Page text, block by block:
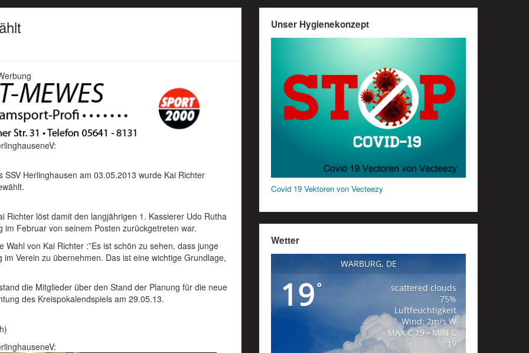
Herlinghausen am 03.05.2013 wurde Kai Richter
Richter löst damit den langjährigen 1. Kassierer Udo Rutha
Februar von seinem Posten zurückgetreten war.
von Kai Richter :”Es ist schön zu sehen, dass junge
Verein zu übernehmen. Das ist eine wichtige Grundlage,
die Mitglieder über den Stand der Planung für die neue
des Kreispokalendspiels am 29.05.13.
Unser Hygienekonzept
Covid 19 Vektoren von Vecteezy
Wetter
WARBURG, DE
19°
scattered clouds
75%
Luftfeuchtigkeit
Wind: 2m/s W
MAX C 19 • MIN C
19